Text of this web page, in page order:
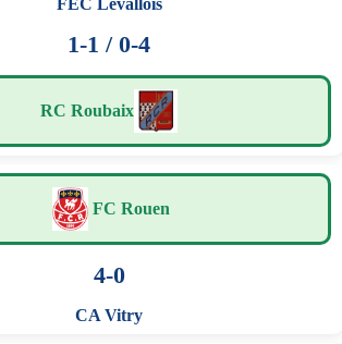
1-1 / 0-4
RC Roubaix
FC Rouen
4-0
CA Vitry